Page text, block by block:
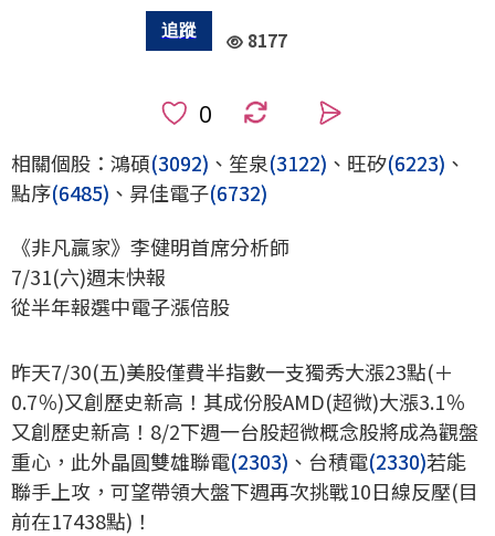
8177
相關個股：鴻碩(3092) 、笙泉(3122) 、旺矽(6223) 、
點序(6485) 、昇佳電子(6732)
《非凡贏家》李健明首席分析師
7/31(六)週末快報
從半年報選中電子漲倍股
昨天7/30(五)美股僅費半指數一支獨秀大漲23點(＋
0.7％)又創歷史新高！其成份股AMD(超微)大漲3.1％
又創歷史新高！8/2下週一台股超微概念股將成為觀盤
重心，此外晶圓雙雄聯電(2303) 、台積電(2330)若能
聯手上攻，可望帶領大盤下週再次挑戰10日線反壓(目
前在17438點)！